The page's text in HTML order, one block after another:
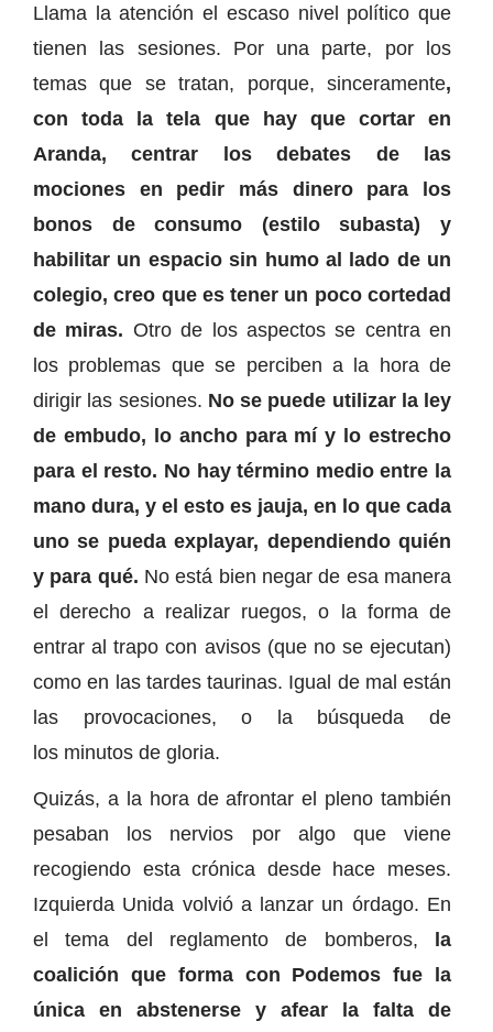
Llama la atención el escaso nivel político que
tienen las sesiones. Por una parte, por los
temas que se tratan, porque, sinceramente,
con toda la tela que hay que cortar en
Aranda, centrar los debates de las
mociones en pedir más dinero para los
bonos de consumo (estilo subasta) y
habilitar un espacio sin humo al lado de un
colegio, creo que es tener un poco cortedad
de miras. Otro de los aspectos se centra en
los problemas que se perciben a la hora de
dirigir las sesiones. No se puede utilizar la ley
de embudo, lo ancho para mí y lo estrecho
para el resto. No hay término medio entre la
mano dura, y el esto es jauja, en lo que cada
uno se pueda explayar, dependiendo quién
y para qué. No está bien negar de esa manera
el derecho a realizar ruegos, o la forma de
entrar al trapo con avisos (que no se ejecutan)
como en las tardes taurinas. Igual de mal están
las provocaciones, o la búsqueda de
los minutos de gloria.
Quizás, a la hora de afrontar el pleno también
pesaban los nervios por algo que viene
recogiendo esta crónica desde hace meses.
Izquierda Unida volvió a lanzar un órdago. En
el tema del reglamento de bomberos, la
coalición que forma con Podemos fue la
única en abstenerse y afear la falta de